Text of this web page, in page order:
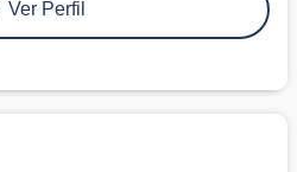
Ver Perfil